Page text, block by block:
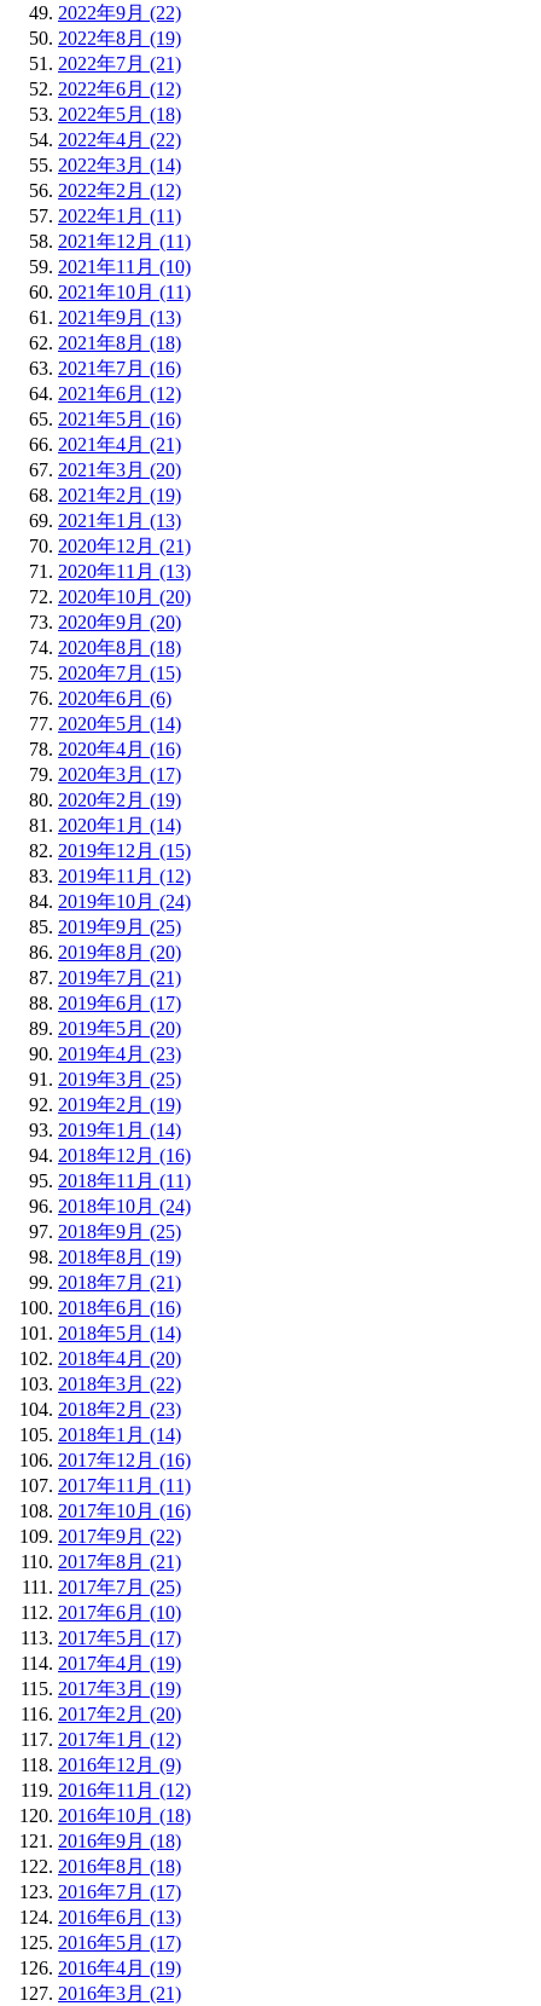
2022年9月 (22)
2022年8月 (19)
2022年7月 (21)
2022年6月 (12)
2022年5月 (18)
2022年4月 (22)
2022年3月 (14)
2022年2月 (12)
2022年1月 (11)
2021年12月 (11)
2021年11月 (10)
2021年10月 (11)
2021年9月 (13)
2021年8月 (18)
2021年7月 (16)
2021年6月 (12)
2021年5月 (16)
2021年4月 (21)
2021年3月 (20)
2021年2月 (19)
2021年1月 (13)
2020年12月 (21)
2020年11月 (13)
2020年10月 (20)
2020年9月 (20)
2020年8月 (18)
2020年7月 (15)
2020年6月 (6)
2020年5月 (14)
2020年4月 (16)
2020年3月 (17)
2020年2月 (19)
2020年1月 (14)
2019年12月 (15)
2019年11月 (12)
2019年10月 (24)
2019年9月 (25)
2019年8月 (20)
2019年7月 (21)
2019年6月 (17)
2019年5月 (20)
2019年4月 (23)
2019年3月 (25)
2019年2月 (19)
2019年1月 (14)
2018年12月 (16)
2018年11月 (11)
2018年10月 (24)
2018年9月 (25)
2018年8月 (19)
2018年7月 (21)
2018年6月 (16)
2018年5月 (14)
2018年4月 (20)
2018年3月 (22)
2018年2月 (23)
2018年1月 (14)
2017年12月 (16)
2017年11月 (11)
2017年10月 (16)
2017年9月 (22)
2017年8月 (21)
2017年7月 (25)
2017年6月 (10)
2017年5月 (17)
2017年4月 (19)
2017年3月 (19)
2017年2月 (20)
2017年1月 (12)
2016年12月 (9)
2016年11月 (12)
2016年10月 (18)
2016年9月 (18)
2016年8月 (18)
2016年7月 (17)
2016年6月 (13)
2016年5月 (17)
2016年4月 (19)
2016年3月 (21)